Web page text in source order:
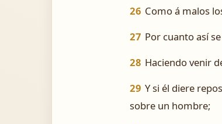
26 Como á malos
27 Por cuanto así
28 Haciendo venir
29 Y si él diere
sobre un hombre;